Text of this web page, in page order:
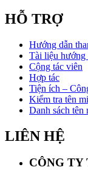
HỖ TRỢ
Hướng dẫn
Tài liệu hướng
Cộng tác viên
Hợp tác
Tiện ích –
Kiểm tra tên
Danh sách tên
LIÊN HỆ
CÔNG